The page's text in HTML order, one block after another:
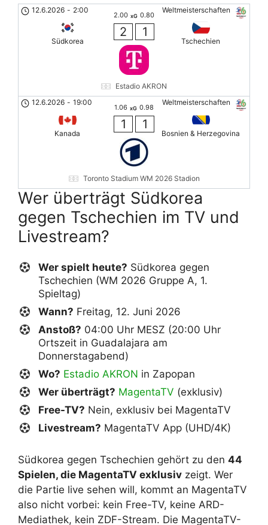
Weltmeisterschaften
12.6.2026 - 2:00
Südkorea
2.00 xG 0.80
2 1
Tschechien
Estadio AKRON
Weltmeisterschaften
12.6.2026 - 19:00
Kanada
1.06 xG 0.98
1 1
Bosnien & Herzegovina
Toronto Stadium WM 2026 Stadion
Wer überträgt Südkorea
gegen Tschechien im TV und
Livestream?
Wer spielt heute? Südkorea gegen
Tschechien (WM 2026 Gruppe A, 1.
Spieltag)
Wann? Freitag, 12. Juni 2026
Anstoß? 04:00 Uhr MESZ (20:00 Uhr
Ortszeit in Guadalajara am
Donnerstagabend)
Wo? Estadio AKRON in Zapopan
Wer überträgt? MagentaTV (exklusiv)
Free-TV? Nein, exklusiv bei MagentaTV
Livestream? MagentaTV App (UHD/4K)
Südkorea gegen Tschechien gehört zu den 44
Spielen, die MagentaTV exklusiv zeigt. Wer
die Partie live sehen will, kommt an MagentaTV
also nicht vorbei: kein Free-TV, keine ARD-
Mediathek, kein ZDF-Stream. Die MagentaTV-